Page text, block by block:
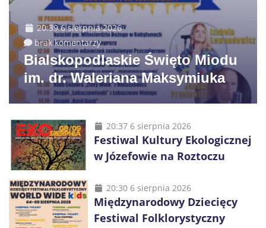
20:39 6 sierpnia 2026
brak komentarzy
Bialskopodlaskie Święto Miodu
im. dr. Waleriana Maksymiuka
20:37 6 sierpnia 2026
Festiwal Kultury Ekologicznej
w Józefowie na Roztoczu
20:30 6 sierpnia 2026
Międzynarodowy Dziecięcy
Festiwal Folklorystyczny